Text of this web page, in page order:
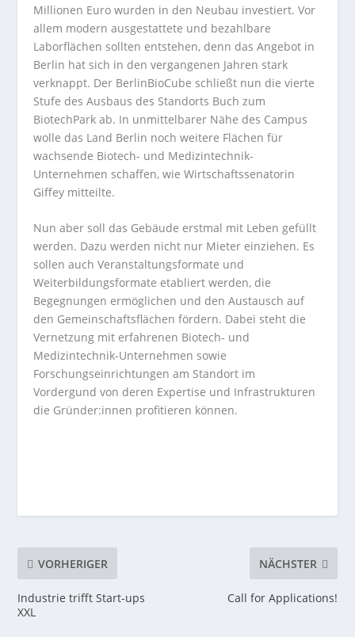
Millionen Euro wurden in den Neubau investiert. Vor
allem modern ausgestattete und bezahlbare
Laborflächen sollten entstehen, denn das Angebot in
Berlin hat sich in den vergangenen Jahren stark
verknappt. Der BerlinBioCube schließt nun die vierte
Stufe des Ausbaus des Standorts Buch zum
BiotechPark ab. In unmittelbarer Nähe des Campus
wolle das Land Berlin noch weitere Flächen für
wachsende Biotech- und Medizintechnik-
Unternehmen schaffen, wie Wirtschaftssenatorin
Giffey mitteilte.
Nun aber soll das Gebäude erstmal mit Leben gefüllt
werden. Dazu werden nicht nur Mieter einziehen. Es
sollen auch Veranstaltungsformate und
Weiterbildungsformate etabliert werden, die
Begegnungen ermöglichen und den Austausch auf
den Gemeinschaftsflächen fördern. Dabei steht die
Vernetzung mit erfahrenen Biotech- und
Medizintechnik-Unternehmen sowie
Forschungseinrichtungen am Standort im
Vordergund von deren Expertise und Infrastrukturen
die Gründer:innen profitieren können.
VORHERIGER
Industrie trifft Start-ups
XXL
NÄCHSTER
Call for Applications!